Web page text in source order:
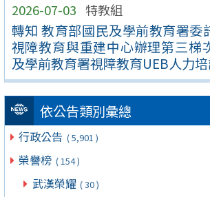
2026-07-03 特教組
轉知 教育部國民及學前教育署委
視障教育與重建中心辦理第三梯
及學前教育署視障教育UEB人力培
依公告類別彙總
行政公告 ( 5,901 )
榮譽榜 ( 154 )
武漢榮耀 ( 30 )